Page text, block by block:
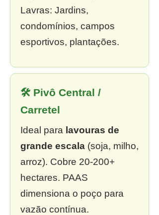
Lavras: Jardins,
condomínios, campos
esportivos, plantações.
🛠 Pivô Central /
Carretel
Ideal para lavouras de
grande escala (soja, milho,
arroz). Cobre 20-200+
hectares. PAAS
dimensiona o poço para
vazão contínua.